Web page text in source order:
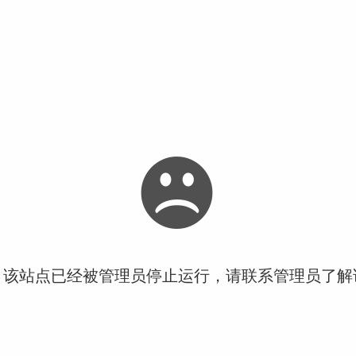
站点已经被管理员停止运行，请联系管理员了